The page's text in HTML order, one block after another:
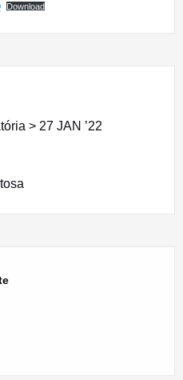
Download
> 27 JAN ’22